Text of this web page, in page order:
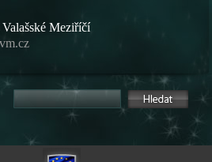
Meziříčí